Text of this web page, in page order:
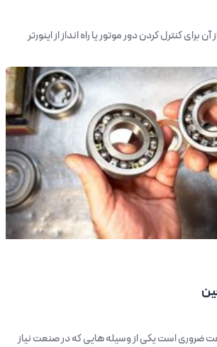
برای کنترل کردن دور موتور یا راه انداز از اینورتر
ضروری است یکی از وسیله هایی که در صنعت نیاز